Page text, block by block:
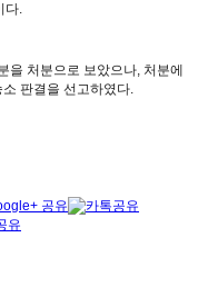
다.
을 처분으로 보았으나, 처분에
판결을 선고하였다.